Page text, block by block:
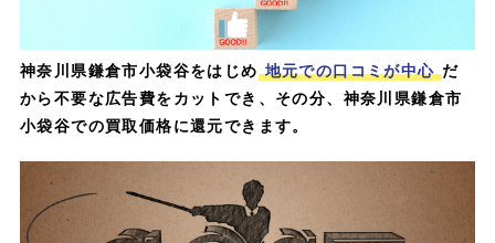
神奈川県鎌倉市小袋谷をはじめ 地元での口コミが中心 だ
から不要な広告費をカットでき、その分、神奈川県鎌倉市
小袋谷での買取価格に還元できます。